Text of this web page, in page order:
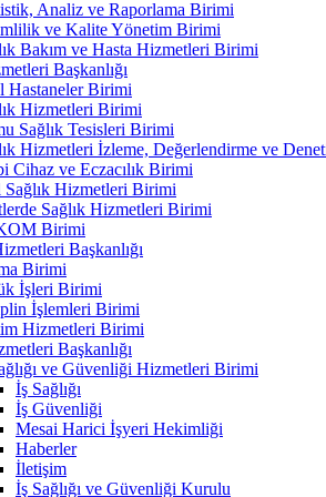
Analiz ve Raporlama Birimi
ve Kalite Yönetim Birimi
Bakım ve Hasta Hizmetleri Birimi
Başkanlığı
Hastaneler Birimi
Hizmetleri Birimi
Sağlık Tesisleri Birimi
Hizmetleri İzleme, Değerlendirme ve
Cihaz ve Eczacılık Birimi
Hizmetleri Birimi
Sağlık Hizmetleri Birimi
Birimi
Başkanlığı
Birimi
İşleri Birimi
İşlemleri Birimi
Hizmetleri Birimi
Başkanlığı
ve Güvenliği Hizmetleri Birimi
İş Sağlığı
İş Güvenliği
Mesai Harici İşyeri Hekimliği
Haberler
İletişim
İş Sağlığı ve Güvenliği Kurulu